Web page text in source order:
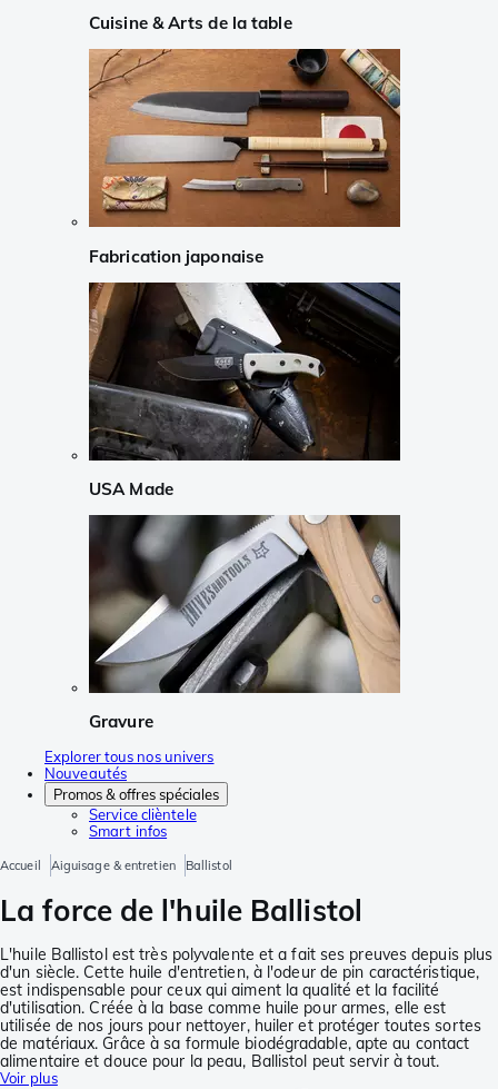
Cuisine & Arts de la table
Fabrication japonaise
USA Made
Gravure
Explorer tous nos univers
Nouveautés
Promos & offres spéciales
Service clièntele
Smart infos
Accueil Aiguisage & entretien Ballistol
La force de l'huile Ballistol
L'huile Ballistol est très polyvalente et a fait ses preuves depuis plus
d'un siècle. Cette huile d'entretien, à l'odeur de pin caractéristique,
est indispensable pour ceux qui aiment la qualité et la facilité
d'utilisation. Créée à la base comme huile pour armes, elle est
utilisée de nos jours pour nettoyer, huiler et protéger toutes sortes
de matériaux. Grâce à sa formule biodégradable, apte au contact
alimentaire et douce pour la peau, Ballistol peut servir à tout.
Voir plus